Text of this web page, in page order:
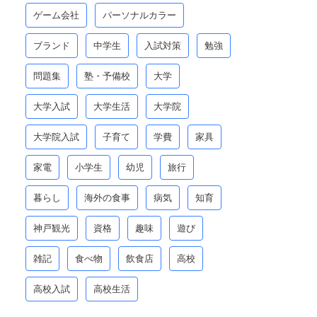
ゲーム会社 パーソナルカラー
ブランド 中学生 入試対策 勉強
問題集 塾・予備校 大学
大学入試 大学生活 大学院
大学院入試 子育て 学費 家具
家電 小学生 幼児 旅行
暮らし 海外の食事 病気 知育
神戸観光 資格 趣味 遊び
雑記 食べ物 飲食店 高校
高校入試 高校生活